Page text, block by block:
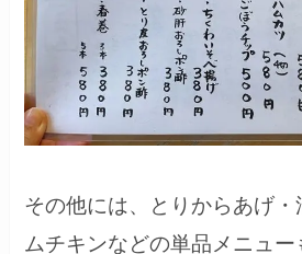
その他には、とりからあげ・
ムチキンなどの単品メニュー